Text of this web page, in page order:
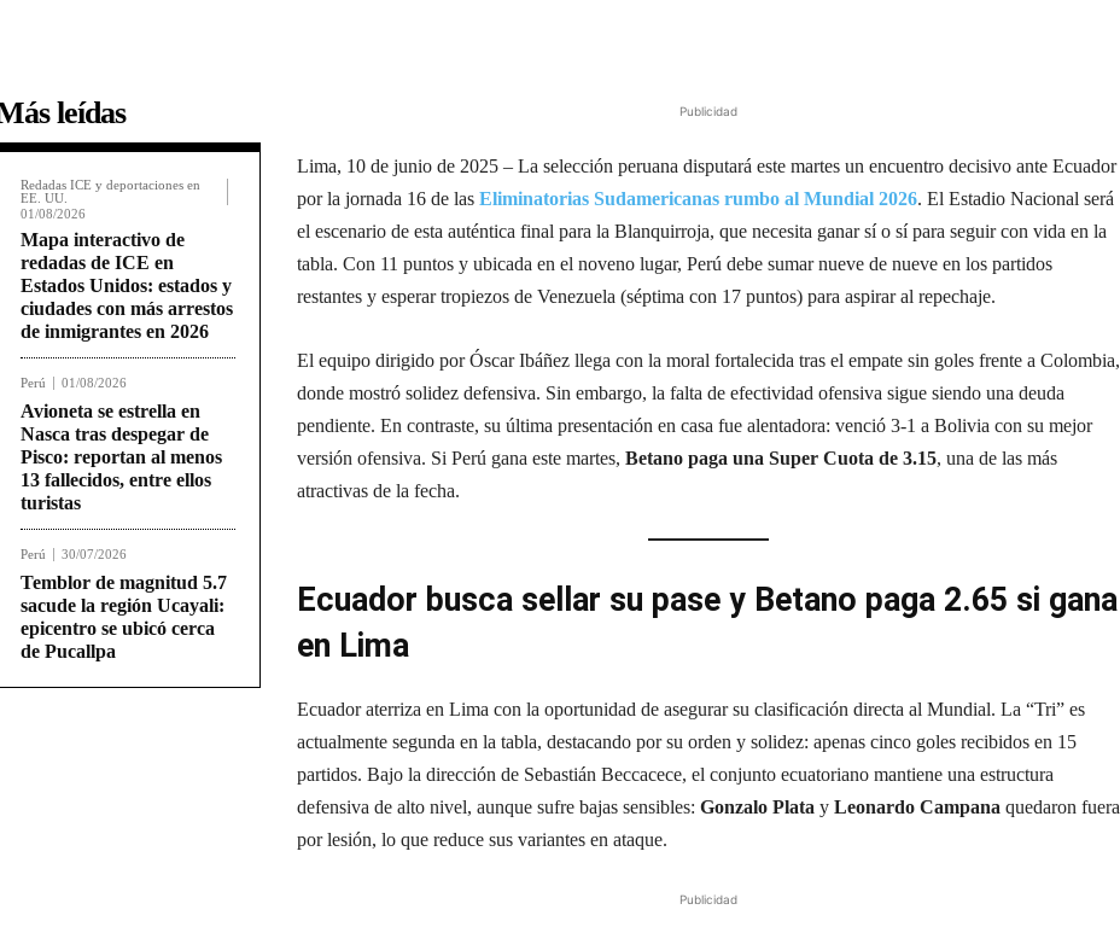
leídas
Redadas ICE y deportaciones en
EE. UU.
01/08/2026
Mapa interactivo de
redadas de ICE en
Estados Unidos: estados y
ciudades con más arrestos
de inmigrantes en 2026
Perú 01/08/2026
Avioneta se estrella en
Nasca tras despegar de
Pisco: reportan al menos
13 fallecidos, entre ellos
turistas
Perú 30/07/2026
Temblor de magnitud 5.7
sacude la región Ucayali:
epicentro se ubicó cerca
de Pucallpa
Publicidad
Lima, 10 de junio de 2025 – La selección peruana disputará este martes un encuentro decisivo ante Ecuador
por la jornada 16 de las Eliminatorias Sudamericanas rumbo al Mundial 2026. El Estadio Nacional será
el escenario de esta auténtica final para la Blanquirroja, que necesita ganar sí o sí para seguir con vida en la
tabla. Con 11 puntos y ubicada en el noveno lugar, Perú debe sumar nueve de nueve en los partidos
restantes y esperar tropiezos de Venezuela (séptima con 17 puntos) para aspirar al repechaje.
El equipo dirigido por Óscar Ibáñez llega con la moral fortalecida tras el empate sin goles frente a Colombia,
donde mostró solidez defensiva. Sin embargo, la falta de efectividad ofensiva sigue siendo una deuda
pendiente. En contraste, su última presentación en casa fue alentadora: venció 3-1 a Bolivia con su mejor
versión ofensiva. Si Perú gana este martes, Betano paga una Super Cuota de 3.15, una de las más
atractivas de la fecha.
Ecuador busca sellar su pase y Betano paga 2.65 si gana
en Lima
Ecuador aterriza en Lima con la oportunidad de asegurar su clasificación directa al Mundial. La “Tri” es
actualmente segunda en la tabla, destacando por su orden y solidez: apenas cinco goles recibidos en 15
partidos. Bajo la dirección de Sebastián Beccacece, el conjunto ecuatoriano mantiene una estructura
defensiva de alto nivel, aunque sufre bajas sensibles: Gonzalo Plata y Leonardo Campana quedaron fuera
por lesión, lo que reduce sus variantes en ataque.
Publicidad